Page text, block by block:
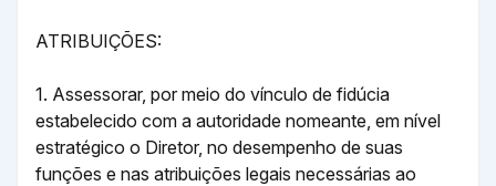
ATRIBUIÇÕES:
1. Assessorar, por meio do vínculo de fidúcia
estabelecido com a autoridade nomeante, em nível
estratégico o Diretor, no desempenho de suas
funções e nas atribuições legais necessárias ao